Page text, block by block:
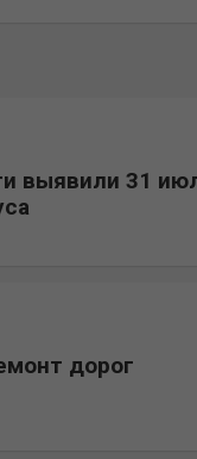
выявили 31
дорог